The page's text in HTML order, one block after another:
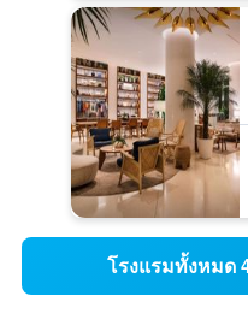
โรงแรมทั้งหมด